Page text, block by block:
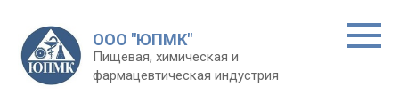
контенту
ООО "ЮПМК"
Пищевая, химическая и
фармацевтическая индустрия